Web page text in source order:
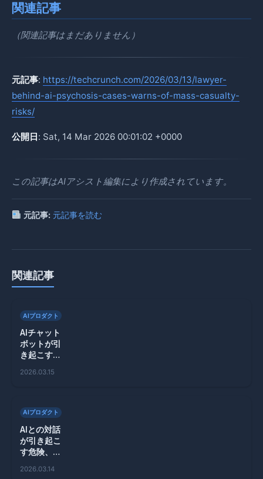
関連記事
（関連記事はまだありません）
元記事: https://techcrunch.com/2026/03/13/lawyer-
behind-ai-psychosis-cases-warns-of-mass-casualty-
risks/
公開日: Sat, 14 Mar 2026 00:01:02 +0000
この記事はAIアシスト編集により作成されています。
元記事: 元記事を読む
関連記事
AIプロダクト
AIチャット
ボットが引
き起こす孤
のリスクと
2026.03.15
AIプロダクト
AIとの対話
が引き起こ
す危険、暴
加中その理
2026.03.14